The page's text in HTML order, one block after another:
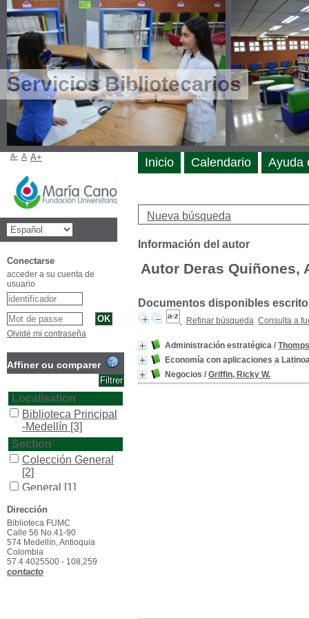
Servicios Bibliotecarios
Nueva búsqueda
Información del autor
Autor Deras Quiñones,
Documentos disponibles
Refinar búsqueda Consulta a
Administración estratégica /
Economía con aplicaciones a
Negocios / Griffin, Ricky W.
Inicio Calendario Ayuda
A- A A+
Conectarse
acceder a su cuenta de
usuario
Olvidé mi contraseña
Affiner ou comparer
Localisation
Biblioteca Principal
-Medellín [3]
Section
Colección General
[2]
General
[1]
Type de document
texto impreso
Dirección
Biblioteca FUMC
Calle 56 No.41-90
574 Medellín, Antioquia
Colombia
57 4 4025500 - 108,259
contacto